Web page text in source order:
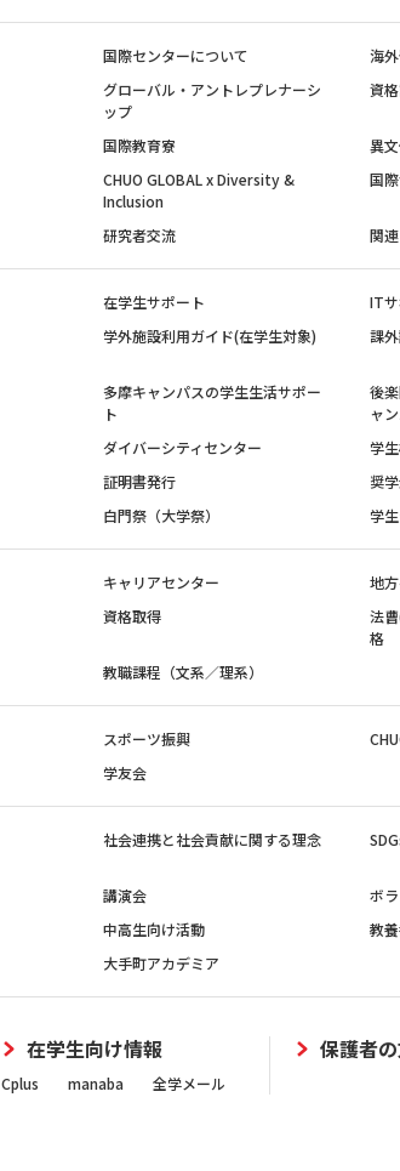
国際センターについて 海
グローバル・アントレプレナーシ
ップ
資
国際教育寮 異
CHUO GLOBAL x Diversity &
Inclusion
国
研究者交流 関
在学生サポート IT
学外施設利用ガイド(在学生対象)
課
多摩キャンパスの学生生活サポー
ト
後
ャ
ダイバーシティセンター 学
証明書発行
奨
白門祭（大学祭）
学
キャリアセンター 地
資格取得
法
格
教職課程（文系／理系）
スポーツ振興
学友会
社会連携と社会貢献に関する理念
講演会
ボ
中高生向け活動
教
大手町アカデミア
在学生向け情報
Cplus manaba 全学メール
保護者